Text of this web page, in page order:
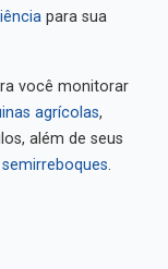
para sua
você monitorar
agrícolas,
além de seus
semirreboques.